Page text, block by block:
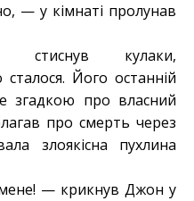
— у кімнаті пролунав
стиснув кулаки,
Його останній
згадкою про власний
про смерть через
злоякісна пухлина
— крикнув Джон у